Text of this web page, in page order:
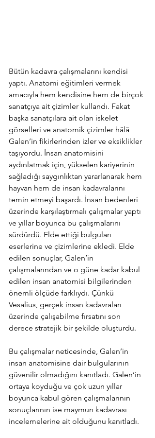
Bütün kadavra çalışmalarını kendisi
yaptı. Anatomi eğitimleri vermek
amacıyla hem kendisine hem de birçok
sanatçıya ait çizimler kullandı. Fakat
başka sanatçılara ait olan iskelet
görselleri ve anatomik çizimler hâlâ
Galen’in fikirlerinden izler ve eksiklikler
taşıyordu. İnsan anatomisini
aydınlatmak için, yükselen kariyerinin
sağladığı saygınlıktan yararlanarak hem
hayvan hem de insan kadavralarını
temin etmeyi başardı. İnsan bedenleri
üzerinde karşılaştırmalı çalışmalar yaptı
ve yıllar boyunca bu çalışmalarını
sürdürdü. Elde ettiği bulguları
eserlerine ve çizimlerine ekledi. Elde
edilen sonuçlar, Galen’in
çalışmalarından ve o güne kadar kabul
edilen insan anatomisi bilgilerinden
önemli ölçüde farklıydı. Çünkü
Vesalius, gerçek insan kadavraları
üzerinde çalışabilme fırsatını son
derece stratejik bir şekilde oluşturdu.
Bu çalışmalar neticesinde, Galen’in
insan anatomisine dair bulgularının
güvenilir olmadığını kanıtladı. Galen’in
ortaya koyduğu ve çok uzun yıllar
boyunca kabul gören çalışmalarının
sonuçlarının ise maymun kadavrası
incelemelerine ait olduğunu kanıtladı.